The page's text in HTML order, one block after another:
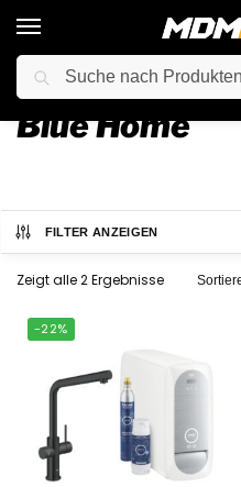
Startseite / Haus / Grohe-Serie
Blue Home
FILTER ANZEIGEN
Zeigt alle 2 Ergebnisse
-22%